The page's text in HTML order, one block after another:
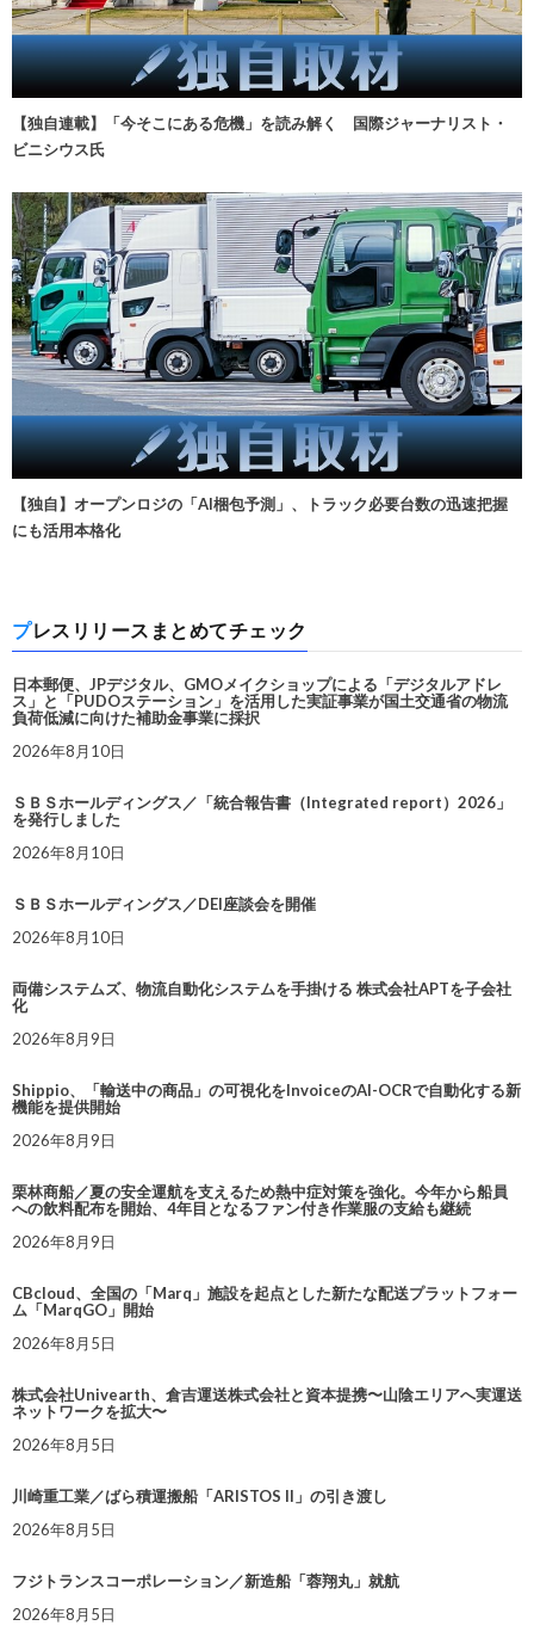
【独自連載】「今そこにある危機」を読み解く 国際ジャーナリスト・
ビニシウス氏
【独自】オープンロジの「AI梱包予測」、トラック必要台数の迅速把握
にも活用本格化
プレスリリースまとめてチェック
日本郵便、JPデジタル、GMOメイクショップによる「デジタルアドレ
ス」と「PUDOステーション」を活用した実証事業が国土交通省の物流
負荷低減に向けた補助金事業に採択
2026年8月10日
ＳＢＳホールディングス／「統合報告書（Integrated report）2026」
を発行しました
2026年8月10日
ＳＢＳホールディングス／DEI座談会を開催
2026年8月10日
両備システムズ、物流自動化システムを手掛ける 株式会社APTを子会社
化
2026年8月9日
Shippio、「輸送中の商品」の可視化をInvoiceのAI-OCRで自動化する新
機能を提供開始
2026年8月9日
栗林商船／夏の安全運航を支えるため熱中症対策を強化。今年から船員
への飲料配布を開始、4年目となるファン付き作業服の支給も継続
2026年8月9日
CBcloud、全国の「Marq」施設を起点とした新たな配送プラットフォー
ム「MarqGO」開始
2026年8月5日
株式会社Univearth、倉吉運送株式会社と資本提携〜山陰エリアへ実運送
ネットワークを拡大〜
2026年8月5日
川崎重工業／ばら積運搬船「ARISTOS II」の引き渡し
2026年8月5日
フジトランスコーポレーション／新造船「蓉翔丸」就航
2026年8月5日